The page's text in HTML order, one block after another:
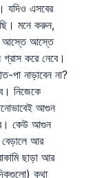
যদিও এসবের
মনে করুন,
আস্তে আস্তে
করে নেবে।
নাড়াবেন না?
নিজেকে
আগুন
কেউ আগুন
বেড়ালে আর
ছাড়া আর
কথা